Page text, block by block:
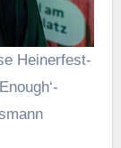
Heinerfest-